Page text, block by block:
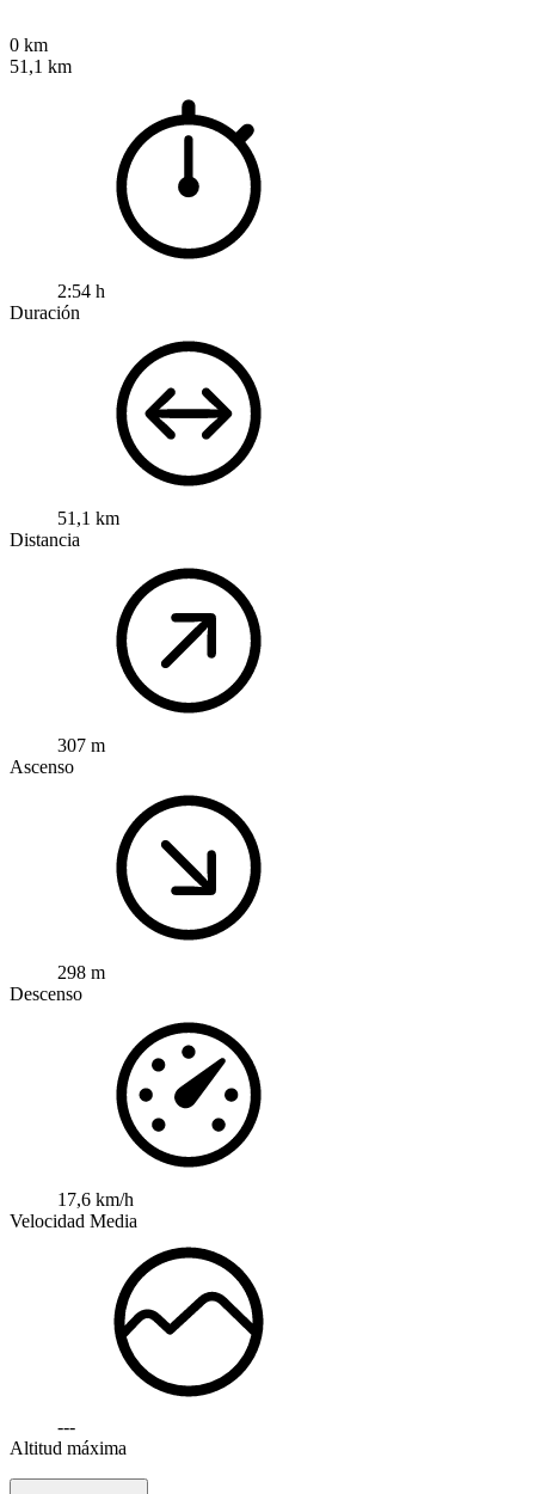
0 km
51,1 km
2:54 h
Duración
51,1 km
Distancia
307 m
Ascenso
298 m
Descenso
17,6 km/h
Velocidad Media
---
Altitud máxima